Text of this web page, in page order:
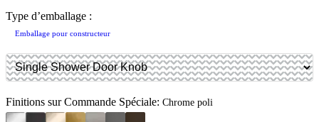
Type d’emballage :
Emballage pour constructeur
Finitions sur Commande Spéciale: Chrome poli